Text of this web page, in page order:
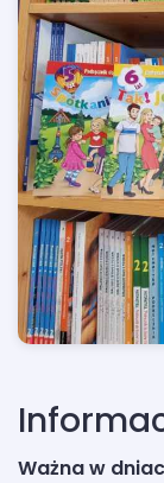
Ważna w